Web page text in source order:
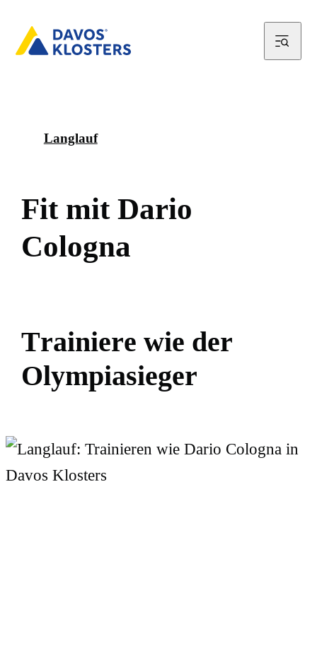
Langlauf
Fit mit Dario
Cologna
Trainiere wie der
Olympiasieger